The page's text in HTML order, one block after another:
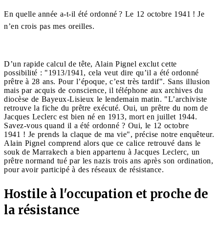
En quelle année a-t-il été ordonné ? Le 12 octobre 1941 ! Je
n’en crois pas mes oreilles.
D’un rapide calcul de tête, Alain Pignel exclut cette
possibilité : "1913/1941, cela veut dire qu’il a été ordonné
prêtre à 28 ans. Pour l’époque, c’est très tardif". Sans illusion
mais par acquis de conscience, il téléphone aux archives du
diocèse de Bayeux-Lisieux le lendemain matin. "L’archiviste
retrouve la fiche du prêtre exécuté. Oui, un prêtre du nom de
Jacques Leclerc est bien né en 1913, mort en juillet 1944.
Savez-vous quand il a été ordonné ? Oui, le 12 octobre
1941 ! Je prends la claque de ma vie", précise notre enquêteur.
Alain Pignel comprend alors que ce calice retrouvé dans le
souk de Marrakech a bien appartenu à Jacques Leclerc, un
prêtre normand tué par les nazis trois ans après son ordination,
pour avoir participé à des réseaux de résistance.
Hostile à l'occupation et proche de
la résistance